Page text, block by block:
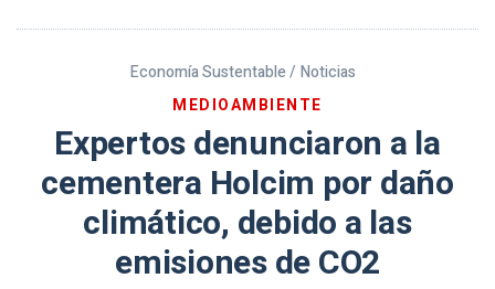
Economía Sustentable / Noticias
MEDIOAMBIENTE
Expertos denunciaron a la
cementera Holcim por daño
climático, debido a las
emisiones de CO2